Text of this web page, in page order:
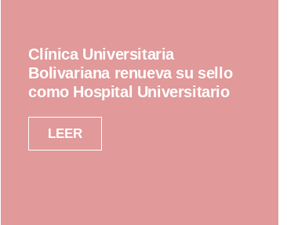
Clínica Universitaria
Bolivariana renueva su sello
como Hospital Universitario
LEER